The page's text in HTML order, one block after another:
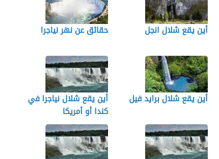
أين يقع شلال انجل حقائق عن نهر نياجرا
أين يقع شلال برايد فيل
أين يقع شلال نياجرا في
كندا أو أمريكا